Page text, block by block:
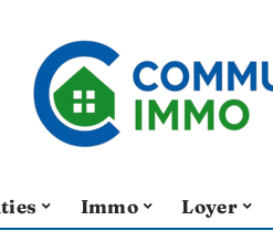
Immo Loyer